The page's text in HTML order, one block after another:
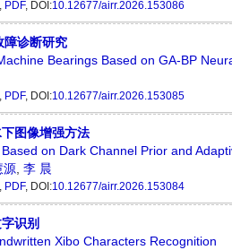
PDF, DOI:10.12677/airr.2026.153086
障诊断研究
Bearings Based on GA-BP
PDF, DOI:10.12677/airr.2026.153085
图像增强方法
on Dark Channel Prior and
源, 李 晨
PDF, DOI:10.12677/airr.2026.153084
识别
Xibo Characters Recognition